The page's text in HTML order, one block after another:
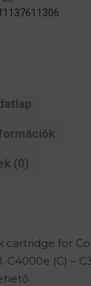
CW-
(0)
cartridge for
C4000e (C) –